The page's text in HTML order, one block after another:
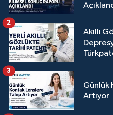
Akıllı
2
Günlük
Artıyor
3